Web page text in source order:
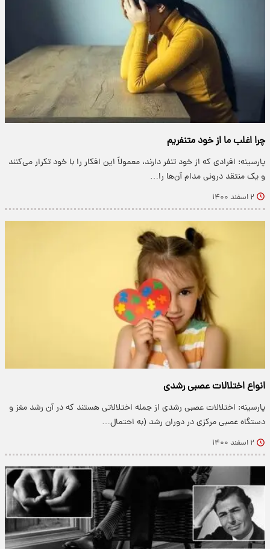
چرا اغلب ما از خود متنفریم
پارسینه: افرادی که از خود تنفر دارند، معمولاً این افکار را با خود تکرار می‌کنند
و یک منتقد درونی مدام آن‌ها را…
۲ اسفند ۱۴۰۰
انواع اختلالات عصبی رشدی
پارسینه: اختلالات عصبی رشدی از جمله اختلالاتی هستند که در آن رشد مغز و
دستگاه عصبی مرکزی در دوران رشد (به احتمال…
۲ اسفند ۱۴۰۰